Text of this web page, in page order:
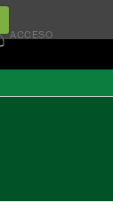
ACCESO